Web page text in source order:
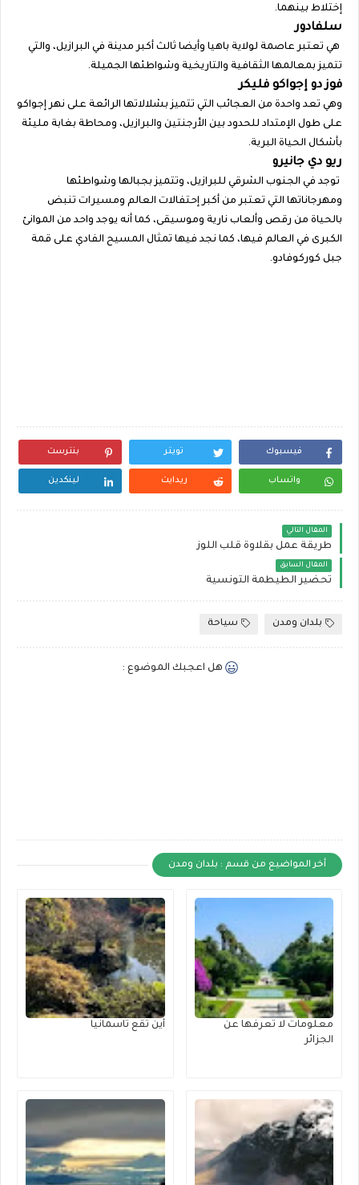
إختلاط بينهما.
سلفادور
هي تعتبر عاصمة لولاية باهيا وأيضا ثالث أكبر مدينة في البرازيل، والتي
تتميز بمعالمها الثقافية والتاريخية وشواطئها الجميلة.
فوز دو إجواكو فليكر
وهي تعد واحدة من العجائب التي تتميز بشلالاتها الرائعة على نهر إجواكو
على طول الإمتداد للحدود بين الأرجنتين والبرازيل، ومحاطة بغابة مليئة
بأشكال الحياة البرية.
ريو دي جانيرو
توجد في الجنوب الشرقي للبرازيل، وتتميز بجبالها وشواطئها
ومهرجاناتها التي تعتبر من أكبر إحتفالات العالم ومسيرات تنبض
بالحياة من رقص وألعاب نارية وموسيقى، كما أنه يوجد واحد من الموانئ
الكبرى في العالم فيها، كما نجد فيها تمثال المسيح الفادي على قمة
جبل كوركوفادو.
فيسبوك تويتر بنترست
واتساب ريدايت لينكدين
المقال التالي
طريقة عمل بقلاوة قلب اللوز
المقال السابق
تحضير الطيطمة التونسية
بلدان ومدن سياحة
هل اعجبك الموضوع :
أخر المواضيع من قسم : بلدان ومدن
معلومات لا تعرفها عن
الجزائر
أين تقع تاسمانيا